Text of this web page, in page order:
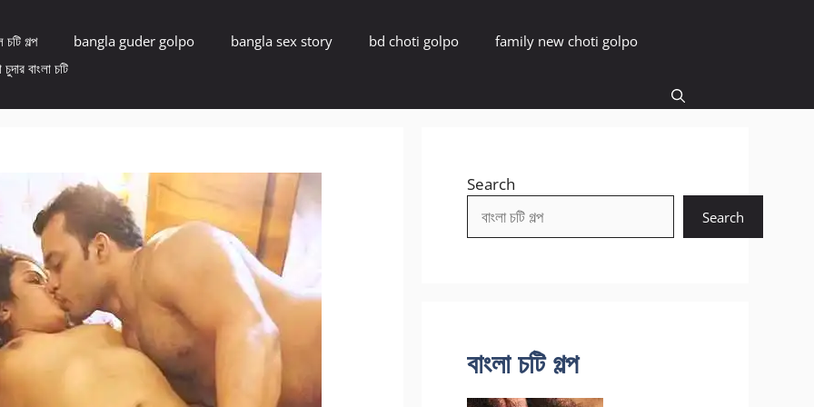
চটি গল্প bangla guder golpo bangla sex story bd choti golpo
family new choti golpo
চুদার বাংলা চটি
Search
Search
বাংলা চটি গল্প